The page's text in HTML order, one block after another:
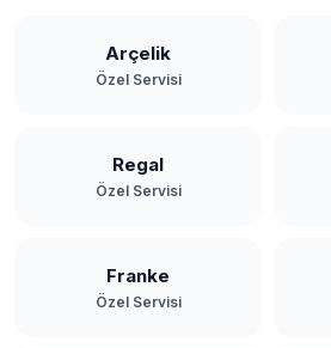
Arçelik
Özel Servisi
Regal
Özel Servisi
Franke
Özel Servisi